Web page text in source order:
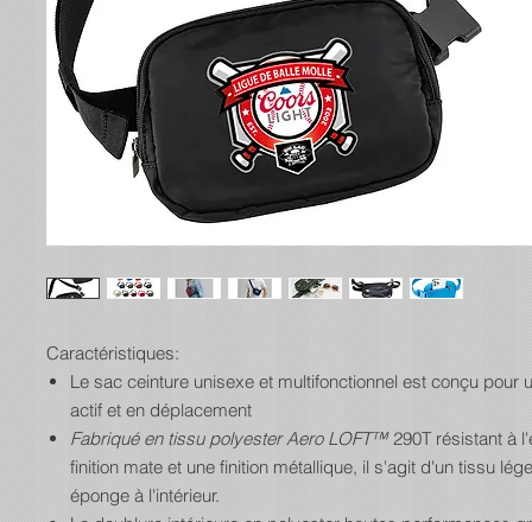
Caractéristiques:
Le sac ceinture unisexe et multifonctionnel est conçu pour
actif et en déplacement
Fabriqué en tissu polyester Aero LOFT™290T résistant à
finition mate et une finition métallique, il s'agit d'un tissu
éponge à l'intérieur.